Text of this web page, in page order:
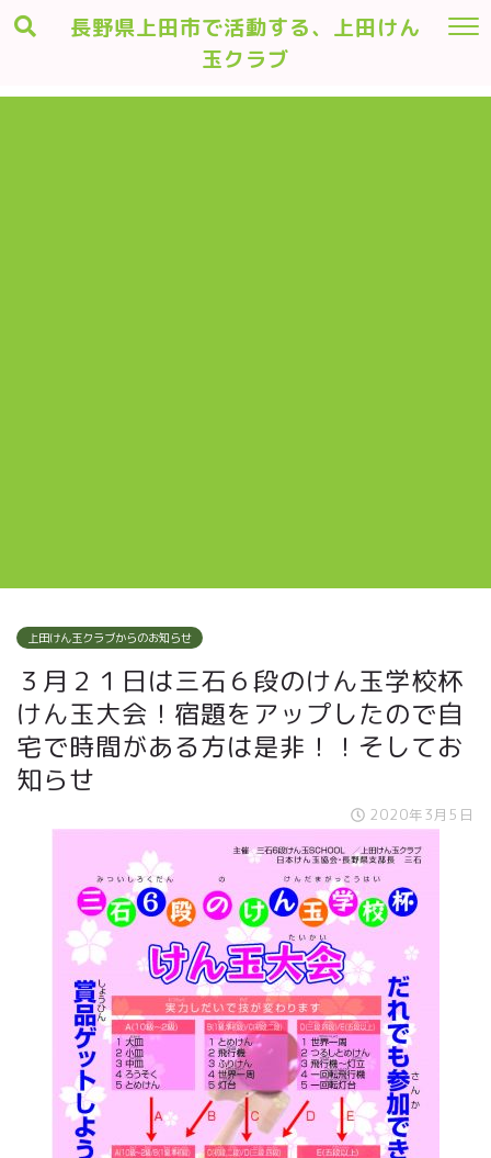
長野県上田市で活動する、上田けん
玉クラブ
上田けん玉クラブからのお知らせ
３月２１日は三石６段のけん玉学校杯
けん玉大会！宿題をアップしたので自
宅で時間がある方は是非！！そしてお
知らせ
2020年3月5日